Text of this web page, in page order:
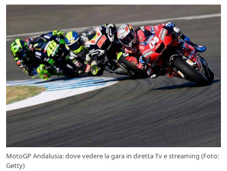
MotoGP Andalusia: dove vedere la gara in diretta Tv e streaming (Foto:
Getty)